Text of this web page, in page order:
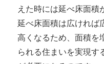
えた時には延べ床面積
延べ床面積は広ければ
高くなるため、面積を
られる住まいを実現す